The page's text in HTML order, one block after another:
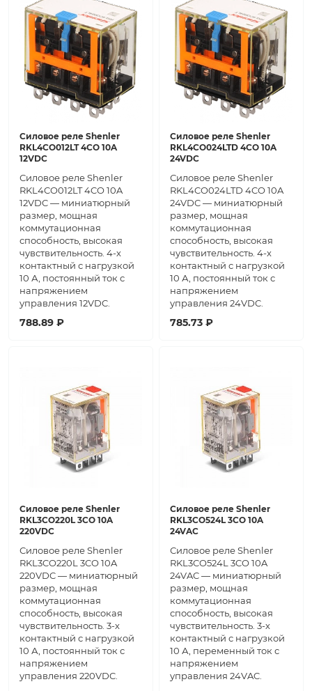
Силовое реле Shenler
RKL4CO012LT 4CO 10A
12VDC
Силовое реле Shenler
RKL4CO012LT 4CO 10A
12VDC — миниатюрный
размер, мощная
коммутационная
способность, высокая
чувствительность. 4-х
контактный с нагрузкой
10 А, постоянный ток с
напряжением
управления 12VDC.
788.89 ₽
Силовое реле Shenler
RKL4CO024LTD 4CO 10A
24VDC
Силовое реле Shenler
RKL4CO024LTD 4CO 10A
24VDC — миниатюрный
размер, мощная
коммутационная
способность, высокая
чувствительность. 4-х
контактный с нагрузкой
10 А, постоянный ток с
напряжением
управления 24VDC.
785.73 ₽
Силовое реле Shenler
RKL3CO220L 3CO 10A
220VDC
Силовое реле Shenler
RKL3CO220L 3CO 10A
220VDC — миниатюрный
размер, мощная
коммутационная
способность, высокая
чувствительность. 3-х
контактный с нагрузкой
10 А, постоянный ток с
напряжением
управления 220VDC.
Силовое реле Shenler
RKL3CO524L 3CO 10A
24VAC
Силовое реле Shenler
RKL3CO524L 3CO 10A
24VAC — миниатюрный
размер, мощная
коммутационная
способность, высокая
чувствительность. 3-х
контактный с нагрузкой
10 А, переменный ток с
напряжением
управления 24VAC.